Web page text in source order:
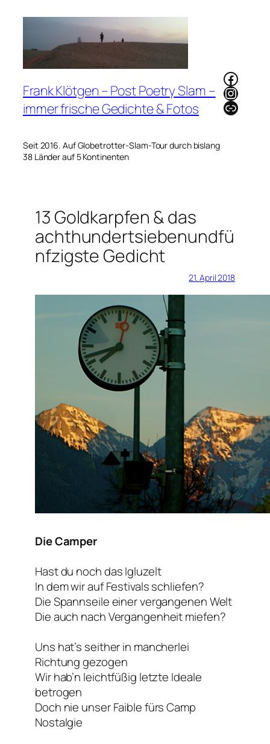
Frank Klötgen – Post Poetry Slam –
immer frische Gedichte & Fotos
Seit 2016. Auf Globetrotter-Slam-Tour durch bislang
38 Länder auf 5 Kontinenten
Link
13 Goldkarpfen & das
achthundertsiebenundfü
nfzigste Gedicht
21. April 2018
Die Camper
Hast du noch das Igluzelt
In dem wir auf Festivals schliefen?
Die Spannseile einer vergangenen Welt
Die auch nach Vergangenheit miefen?
Uns hat’s seither in mancherlei
Richtung gezogen
Wir hab’n leichtfüßig letzte Ideale
betrogen
Doch nie unser Faible fürs Camp
Nostalgie